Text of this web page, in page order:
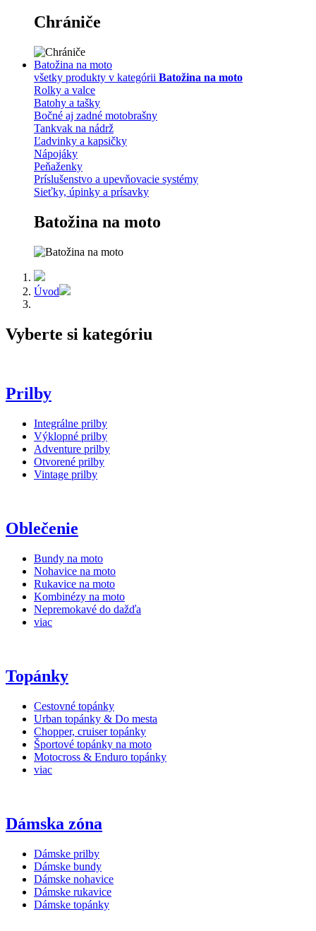
Chrániče
Batožina na moto
všetky produkty v kategórii Batožina na moto
Rolky a valce
Batohy a tašky
Bočné aj zadné motobrašny
Tankvak na nádrž
Ľadvinky a kapsičky
Nápojáky
Peňaženky
Príslušenstvo a upevňovacie systémy
Sieťky, úpinky a prísavky
Batožina na moto
Úvod
Vyberte si kategóriu
Prilby
Integrálne prilby
Výklopné prilby
Adventure prilby
Otvorené prilby
Vintage prilby
Oblečenie
Bundy na moto
Nohavice na moto
Rukavice na moto
Kombinézy na moto
Nepremokavé do dažďa
viac
Topánky
Cestovné topánky
Urban topánky & Do mesta
Chopper, cruiser topánky
Športové topánky na moto
Motocross & Enduro topánky
viac
Dámska zóna
Dámske prilby
Dámske bundy
Dámske nohavice
Dámske rukavice
Dámske topánky